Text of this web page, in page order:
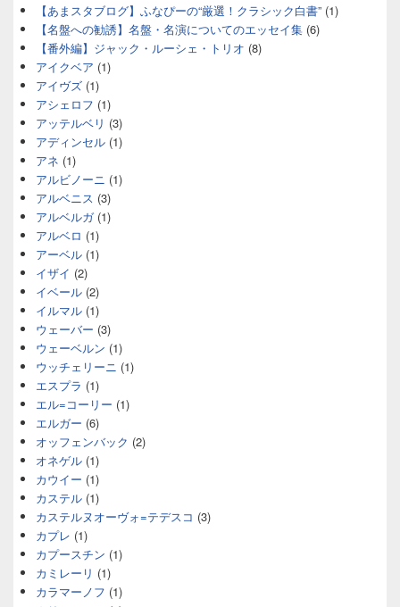
【あまスタブログ】ふなぴーの“厳選！クラシック白書” (1)
【名盤への勧誘】名盤・名演についてのエッセイ集 (6)
【番外編】ジャック・ルーシェ・トリオ (8)
アイクベア (1)
アイヴズ (1)
アシェロフ (1)
アッテルベリ (3)
アディンセル (1)
アネ (1)
アルビノーニ (1)
アルベニス (3)
アルベルガ(1)
アルベロ (1)
アーベル (1)
イザイ (2)
イベール (2)
イルマル (1)
ウェーバー (3)
ウェーベルン (1)
ウッチェリーニ (1)
エスプラ (1)
エル=コーリー (1)
エルガー (6)
オッフェンバック (2)
オネゲル (1)
カウイー (1)
カステル (1)
カステルヌオーヴォ=テデスコ (3)
カプレ (1)
カプースチン (1)
カミレーリ (1)
カラマーノフ (1)